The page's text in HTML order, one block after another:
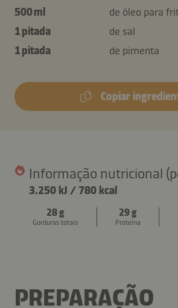
500 ml
de óleo para
1 pitada
de sal
1 pitada
de pimenta
Copiar
Informação nutricional
3.250 kJ / 780 kcal
28 g
Gorduras totais
29 g
Proteína
PREPARAÇÃO